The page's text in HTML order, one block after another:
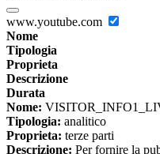
www.youtube.com
Nome
Tipologia
Proprieta
Descrizione
Durata
Nome:
Tipologia: analitico
Proprieta: terze parti
Descrizione: Per fornire la